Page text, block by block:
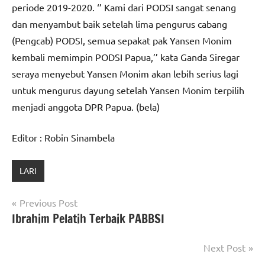
periode 2019-2020. ‘’ Kami dari PODSI sangat senang
dan menyambut baik setelah lima pengurus cabang
(Pengcab) PODSI, semua sepakat pak Yansen Monim
kembali memimpin PODSI Papua,’’ kata Ganda Siregar
seraya menyebut Yansen Monim akan lebih serius lagi
untuk mengurus dayung setelah Yansen Monim terpilih
menjadi anggota DPR Papua. (bela)
Editor : Robin Sinambela
LARI
Navigasi
pos
Previous Post
Ibrahim Pelatih Terbaik PABBSI
Next Post